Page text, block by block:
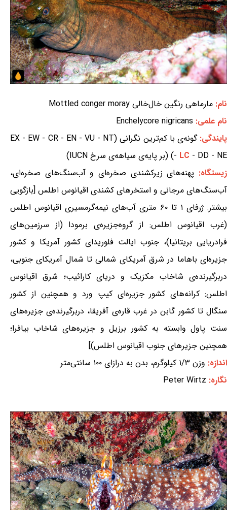
نام: مارماهی رنگین خال‌خالی Mottled conger moray
نام علمی: Enchelycore nigricans
پایندگی:
گونه‌ی با کم‌ترین نگرانی (EX - EW - CR - EN - VU - NT
- LC - DD - NE) (بر پایه‌ی سیاهه‌ی سرخ IUCN)
زیستگاه: پهنه‌های زیرکشندی صخره‌ای و آب‌سنگ‌های صخره‌ای،
آب‌سنگ‌های مرجانی و استخرهای کشندی اقیانوس اطلس [بازگویی
بیشتر: ژرفای ۱ تا ۶۰ متری آب‌های نیمه‌گرمسیری اقیانوس اطلس
(غرب اقیانوس اطلس: از گروه‌جزیره‌ی برمودا (از سرزمین‌های
فرادریایی بریتانیا)، جنوب ایالت فلوریدای کشور آمریکا و کشور
جزیره‌ای باهاما در شرق آمریکای شمالی تا شمال آمریکای جنوبی،
دربرگیرنده‌ی شاخاب مکزیک و دریای کارائیب؛ شرق اقیانوس
اطلس: کرانه‌های کشور جزیره‌ای کیپ ورد و همچنین از کشور
سنگال تا کشور گابن در غرب قاره‌ی آفریقا، دربرگیرنده‌ی جزیره‌های
سنت پاول وابسته به کشور برزیل و جزیره‌های شاخاب بیافرا؛
همچنین جزیرهای جنوب اقیانوس اطلس)]
اندازه: وزن ۱/۳ کیلوگرم، بدن به درازای ۱۰۰ سانتی‌متر
نگاره: Peter Wirtz